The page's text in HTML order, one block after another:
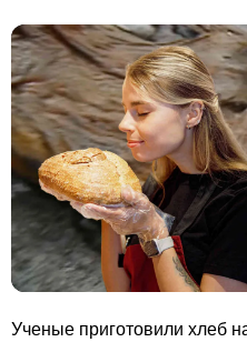
Ученые приготовили хлеб